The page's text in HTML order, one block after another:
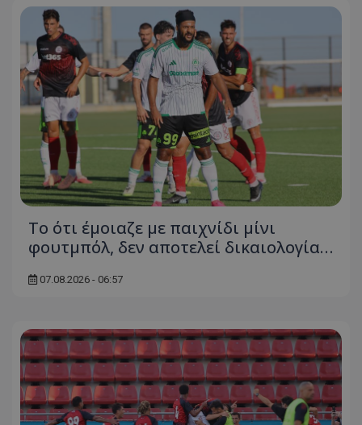
Το ότι έμοιαζε με παιχνίδι μίνι
φουτμπόλ, δεν αποτελεί δικαιολογία…
07.08.2026 - 06:57